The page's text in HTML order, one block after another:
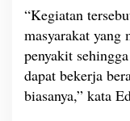
“Kegiatan
masyarakat yang
penyakit
dapat bekerja
biasanya,” kata